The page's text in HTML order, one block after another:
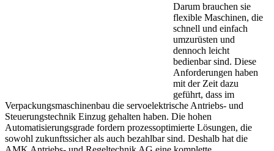
Darum brauchen sie
flexible Maschinen, die
schnell und einfach
umzurüsten und
dennoch leicht
bedienbar sind. Diese
Anforderungen haben
mit der Zeit dazu
geführt, dass im
Verpackungsmaschinenbau die servoelektrische Antriebs- und
Steuerungstechnik Einzug gehalten haben. Die hohen
Automatisierungsgrade fordern prozessoptimierte Lösungen, die
sowohl zukunftssicher als auch bezahlbar sind. Deshalb hat die